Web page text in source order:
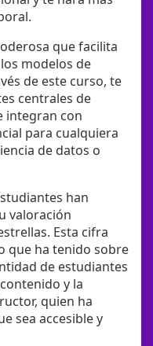
que facilita
modelos de
de este curso, te
centrales de
integran con
para cualquiera
de datos o
han
valoración
Esta cifra
que ha tenido sobre
de estudiantes
y la
quien ha
sea accesible y